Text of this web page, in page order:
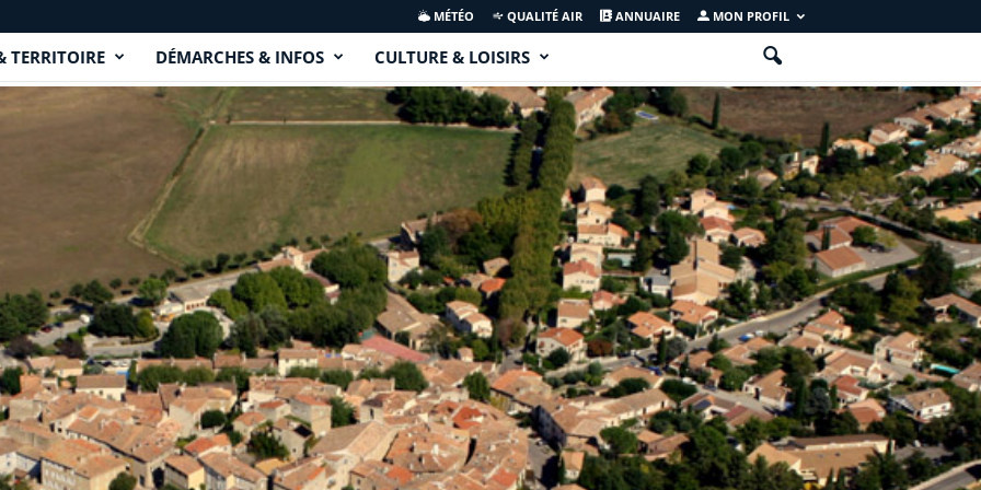
MÉTÉO QUALITÉ AIR ANNUAIRE MON PROFIL
TERRITOIRE DÉMARCHES & INFOS CULTURE & LOISIRS